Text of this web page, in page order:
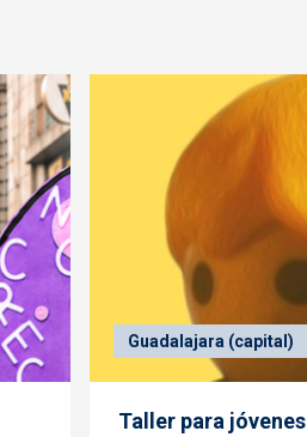
Guadalajara (capital)
Taller para jóvenes